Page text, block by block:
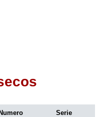
Numero Serie